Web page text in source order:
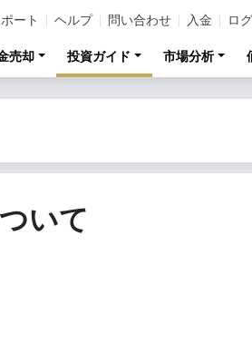
ート ヘルプ 問い合わせ 入金 ロ
売却 投資ガイド 市場分析
いて